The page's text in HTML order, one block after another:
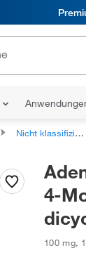
Nicht klassifizierte organische Verbindungen
4-
100 mg,